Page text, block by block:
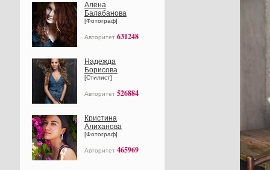
Алёна
Балабанова
[Фотограф]
Авторитет 631248
Надежда
Борисова
[Стилист]
Авторитет 526884
Кристина
Алиханова
[Фотограф]
Авторитет 465969